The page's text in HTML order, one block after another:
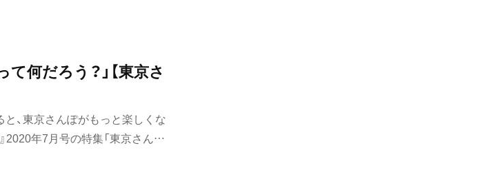
を振る「安全太郎」人形に出
惹きつけてやまなかったのが、
であった。
何だろう？」【東京さ
と、東京さんぽがもっと楽しくな
2020年7月号の特集「東京さんぽ
んだセレクトの理由を、編集部